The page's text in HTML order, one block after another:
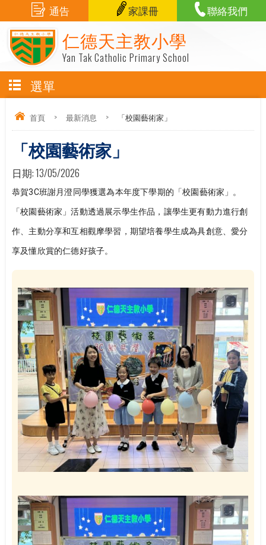
仁德天主教小學
Yan Tak Catholic Primary School
通告 家課冊 聯絡我們
選單
首頁 > 最新消息 > 「校園藝術家」
「校園藝術家」
日期:13/05/2026
恭賀3C班謝月澄同學獲選為本年度下學期的「校園藝術家」。
「校園藝術家」活動透過展示學生作品，讓學生更有動力進行創
作、主動分享和互相觀摩學習，期望培養學生成為具創意、愛分
享及懂欣賞的仁德好孩子。